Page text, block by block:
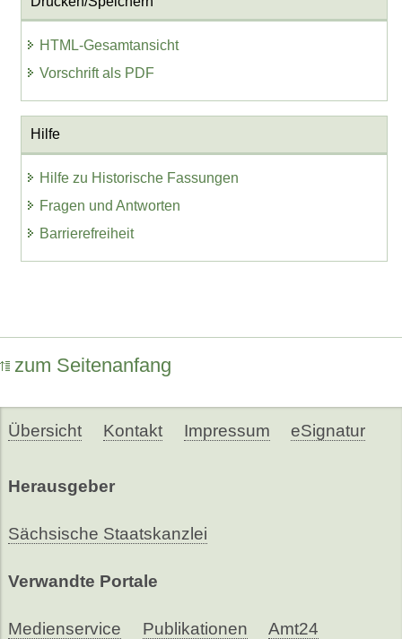
HTML-Gesamtansicht
Vorschrift als PDF
Hilfe
Hilfe zu Historische Fassungen
Fragen und Antworten
Barrierefreiheit
zum Seitenanfang
Übersicht Kontakt Impressum eSignatur
Herausgeber
Sächsische Staatskanzlei
Verwandte Portale
Medienservice Publikationen Amt24